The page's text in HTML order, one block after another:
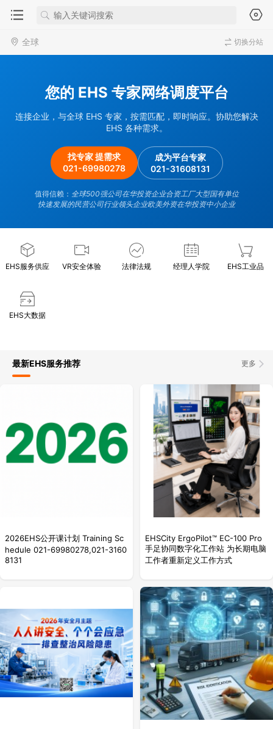
切换分站
全球
您的 EHS 专家网络调度平台
连接企业，与全球 EHS 专家，按需匹配，即时响应。协助您解决
EHS 各种需求。
找专家 提需求
021-69980278
成为平台专家
021-31608131
值得信赖： 全球500强公司在华投资企业合资工厂大型国有单位
快速发展的民营公司行业领头企业欧美外资在华投资中小企业
EHS服务供应 VR安全体验 法律法规 经理人学院 EHS工业品
EHS大数据
更多
最新EHS服务推荐
2026EHS公开课计划 Training Sc
hedule 021-69980278,021-3160
8131
EHSCity ErgoPilot™ EC-100 Pro
手足协同数字化工作站 为长期电脑
工作者重新定义工作方式